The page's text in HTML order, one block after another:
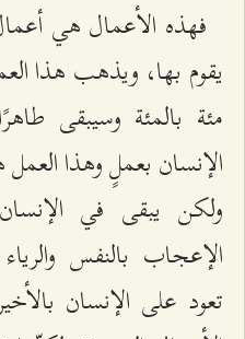
فهذه الأعمال هي
يقوم بها، ويذهب هذا
مئة بالمئة وسيبقى
الإنسان بعملٍ وهذا
ولكن يبقى في
الإعجاب بالنفس
تعود على الإنسان